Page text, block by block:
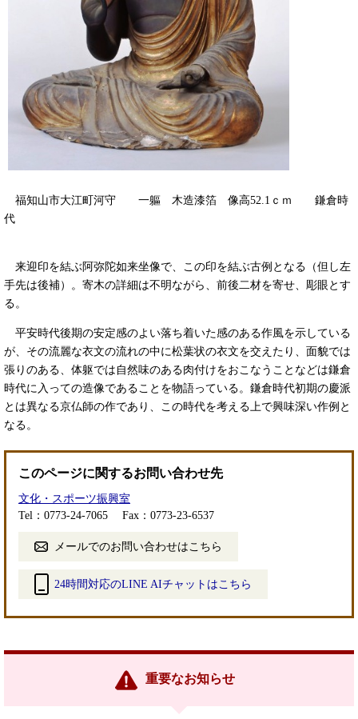
福知山市大江町河守 一軀 木造漆箔 像高52.1ｃｍ 鎌倉時
代
来迎印を結ぶ阿弥陀如来坐像で、この印を結ぶ古例となる（但し左
手先は後補）。寄木の詳細は不明ながら、前後二材を寄せ、彫眼とす
る。
平安時代後期の安定感のよい落ち着いた感のある作風を示している
が、その流麗な衣文の流れの中に松葉状の衣文を交えたり、面貌では
張りのある、体躯では自然味のある肉付けをおこなうことなどは鎌倉
時代に入っての造像であることを物語っている。鎌倉時代初期の慶派
とは異なる京仏師の作であり、この時代を考える上で興味深い作例と
なる。
このページに関するお問い合わせ先
文化・スポーツ振興室
Tel：0773-24-7065
Fax：0773-23-6537
メールでのお問い合わせはこちら
24時間対応のLINE AIチャットはこちら
リ
重要なお知らせ